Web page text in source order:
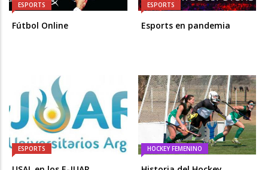
ESPORTS
Fútbol Online
ESPORTS
Esports en pandemia
ESPORTS HOCKEY FEMENINO